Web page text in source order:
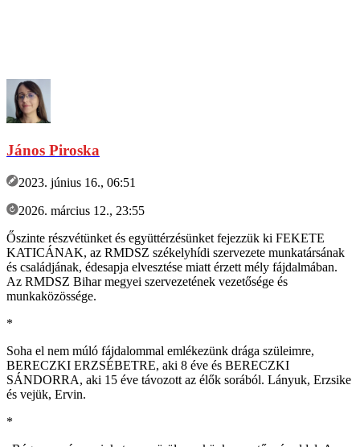
János Piroska
2023. június 16., 06:51
2026. március 12., 23:55
Őszinte részvétünket és együttérzésünket fejezzük ki FEKETE
KATICÁNAK, az RMDSZ székelyhídi szervezete munkatársának
és családjának, édesapja elvesztése miatt érzett mély fájdalmában.
Az RMDSZ Bihar megyei szervezetének vezetősége és
munkaközössége.
*
Soha el nem múló fájdalommal emlékezünk drága szüleimre,
BERECZKI ERZSÉBETRE, aki 8 éve és BERECZKI
SÁNDORRA, aki 15 éve távozott az élők sorából. Lányuk, Erzsike
és vejük, Ervin.
*